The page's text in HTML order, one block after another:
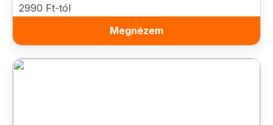
2990 Ft-tól
Megnézem